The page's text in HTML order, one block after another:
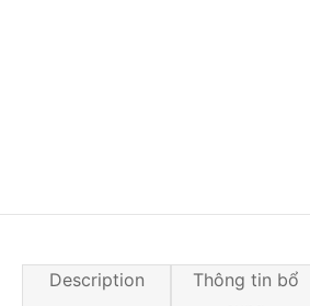
Description
Thông tin bổ